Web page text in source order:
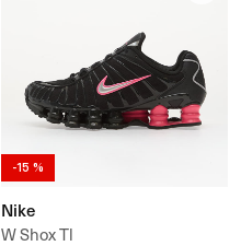
-15 %
Nike
W Shox Tl